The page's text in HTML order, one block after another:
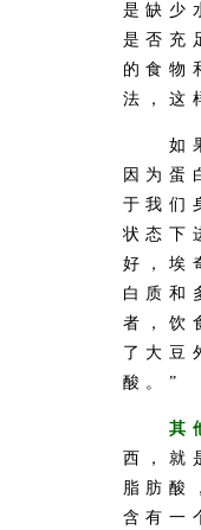
是缺少
是否充
的食物
法，这
如果
因为
于我们
状态下
好，埃
白质和
者，饮
了大豆
酸。”
其
西，就
脂肪酸
含有一